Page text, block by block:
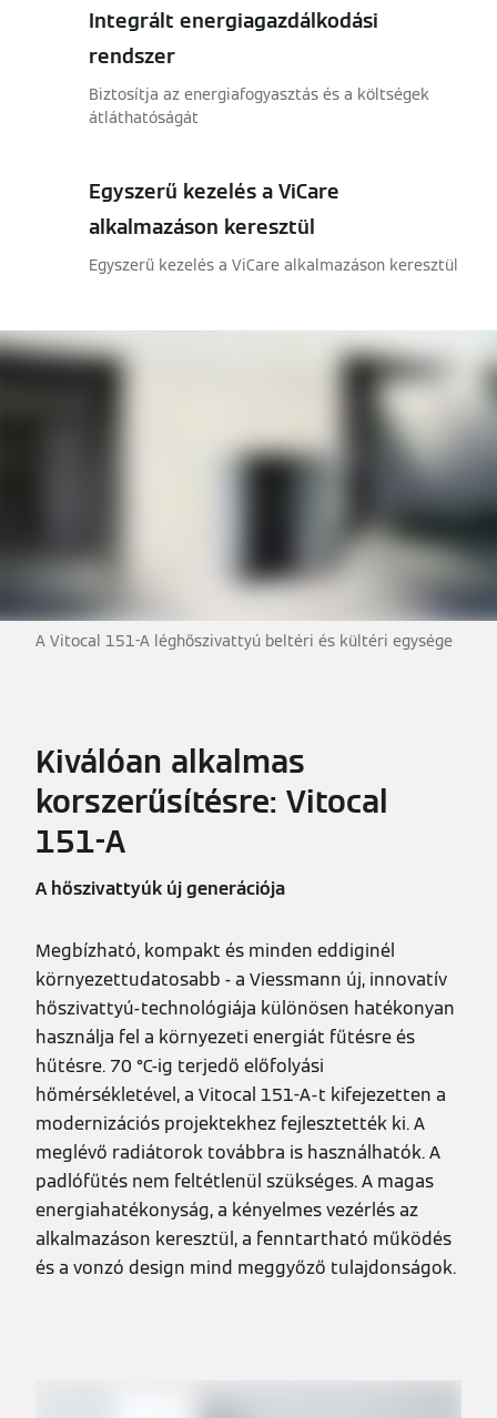
Integrált energiagazdálkodási
rendszer
Biztosítja az energiafogyasztás és a költségek
átláthatóságát
Egyszerű kezelés a ViCare
alkalmazáson keresztül
Egyszerű kezelés a ViCare alkalmazáson keresztül
A Vitocal 151-A léghőszivattyú beltéri és kültéri egysége
Kiválóan alkalmas
korszerűsítésre: Vitocal
151-A
A hőszivattyúk új generációja
Megbízható, kompakt és minden eddiginél
környezettudatosabb - a Viessmann új, innovatív
hőszivattyú-technológiája különösen hatékonyan
használja fel a környezeti energiát fűtésre és
hűtésre. 70 °C-ig terjedő előfolyási
hőmérsékletével, a Vitocal 151-A-t kifejezetten a
modernizációs projektekhez fejlesztették ki. A
meglévő radiátorok továbbra is használhatók. A
padlófűtés nem feltétlenül szükséges. A magas
energiahatékonyság, a kényelmes vezérlés az
alkalmazáson keresztül, a fenntartható működés
és a vonzó design mind meggyőző tulajdonságok.